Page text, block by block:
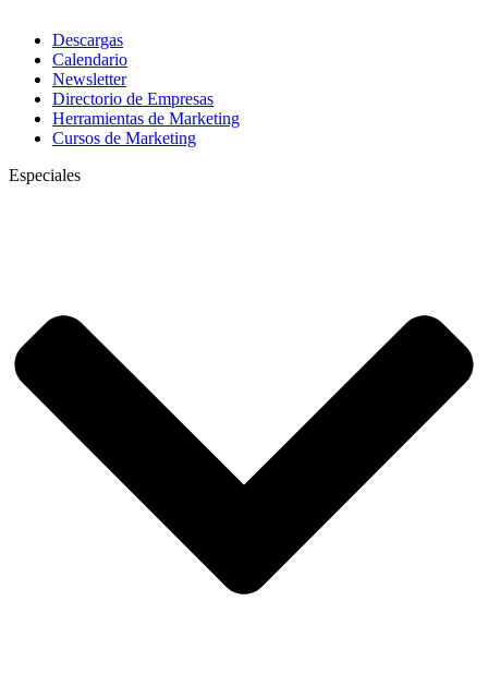
Descargas
Calendario
Newsletter
Directorio de Empresas
Herramientas de Marketing
Cursos de Marketing
Especiales